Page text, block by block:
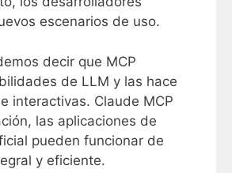
escenarios de uso.
decir que MCP
de LLM y las hace
interactivas. Claude MCP
las aplicaciones de
pueden funcionar de
y eficiente.